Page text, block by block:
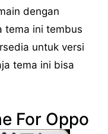
dengan
tema ini tembus
untuk versi
tema ini bisa
For Oppo